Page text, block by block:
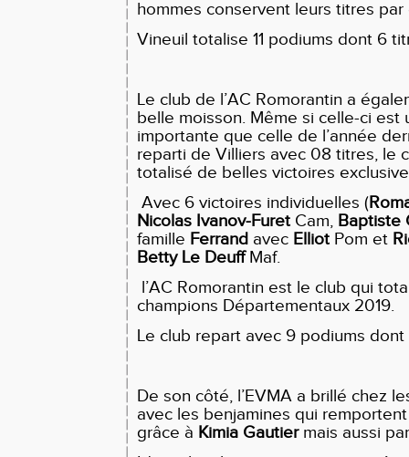
hommes conservent leurs titres par
Vineuil totalise 11 podiums dont 6
Le club de l’AC Romorantin a
belle moisson. Même si celle-ci est
importante que celle de l’année
reparti de Villiers avec 08 titres, le
totalisé de belles victoires
Avec 6 victoires individuelles (
Nicolas Ivanov-Furet Cam, Baptiste
famille Ferrand avec Elliot Pom et
Betty Le DeuffMaf.
l’AC Romorantin est le club qui
champions Départementaux 2019.
Le club repart avec 9 podiums
De son côté, l’EVMA a brillé chez
avec les benjamines qui
grâce à Kimia Gautiermais aussi